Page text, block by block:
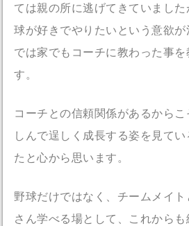
ては親の所に逃げてきていまし
球が好きでやりたいという意欲
では家でもコーチに教わった事を
す。
コーチとの信頼関係があるから
しんで逞しく成長する姿を見て
たと心から思います。
野球だけではなく、チームメイト
さん学べる場として、これから